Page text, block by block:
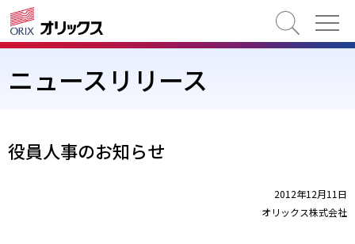
検索
ニュースリリース
役員人事のお知らせ
2012年12月11日
オリックス株式会社